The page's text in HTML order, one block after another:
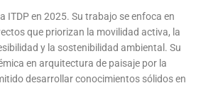
ITDP en 2025. Su trabajo se enfoca en
que priorizan la movilidad activa, la
y la sostenibilidad ambiental. Su
en arquitectura de paisaje por la
desarrollar conocimientos sólidos en